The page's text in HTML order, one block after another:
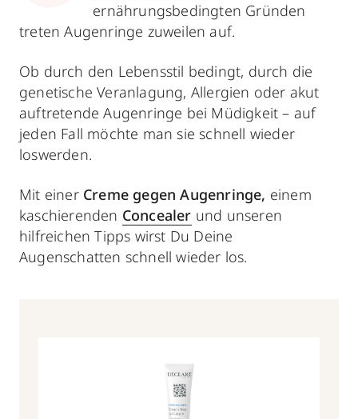
ernährungsbedingten Gründen
treten Augenringe zuweilen auf.
Ob durch den Lebensstil bedingt, durch die
genetische Veranlagung, Allergien oder akut
auftretende Augenringe bei Müdigkeit – auf
jeden Fall möchte man sie schnell wieder
loswerden.
Mit einer Creme gegen Augenringe, einem
kaschierenden Concealer und unseren
hilfreichen Tipps wirst Du Deine
Augenschatten schnell wieder los.